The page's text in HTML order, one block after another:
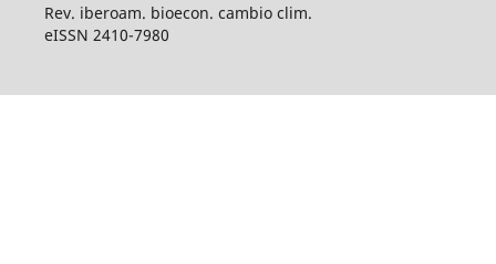
Rev. iberoam. bioecon. cambio clim.
eISSN 2410-7980